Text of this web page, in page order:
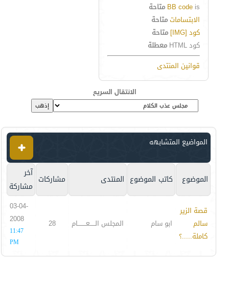
BB code is
متاحة
الابتساماتمتاحة
كود [IMG]
متاحة
كود HTML
معطلة
قوانين المنتدى
الانتقال السريع
المواضيع المتشابهه
الموضوع كاتب الموضوع المنتدى مشاركات آخر
مشاركة
قصة الزير
سالم
كاملة.....؟
ابو سام المجلس الـــــعــــــــام 28
03-04-
2008
11:47
PM